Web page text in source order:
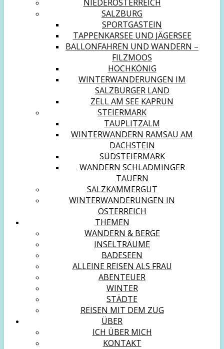
NIEDERÖSTERREICH
SALZBURG
SPORTGASTEIN
TAPPENKARSEE UND JÄGERSEE
BALLONFAHREN UND WANDERN –
FILZMOOS
HOCHKÖNIG
WINTERWANDERUNGEN IM
SALZBURGER LAND
ZELL AM SEE KAPRUN
STEIERMARK
TAUPLITZALM
WINTERWANDERN RAMSAU AM
DACHSTEIN
SÜDSTEIERMARK
WANDERN SCHLADMINGER
TAUERN
SALZKAMMERGUT
WINTERWANDERUNGEN IN
ÖSTERREICH
THEMEN
WANDERN & BERGE
INSELTRÄUME
BADESEEN
ALLEINE REISEN ALS FRAU
ABENTEUER
WINTER
STÄDTE
REISEN MIT DEM ZUG
ÜBER
ICH ÜBER MICH
KONTAKT